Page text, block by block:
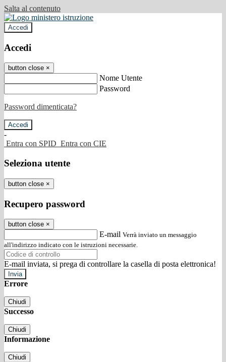
Salta al contenuto
Accedi
Accedi
button close ×
Nome Utente
Password
Password dimenticata?
-
Entra con SPID Entra con CIE
Seleziona utente
button close ×
Recupero password
button close ×
E-mail Verrà inviato un messaggio
all'indirizzo indicato con le istruzioni necessarie.
E-mail inviata, si prega di controllare la casella di posta elettronica!
Errore
Chiudi
Successo
Chiudi
Informazione
Chiudi